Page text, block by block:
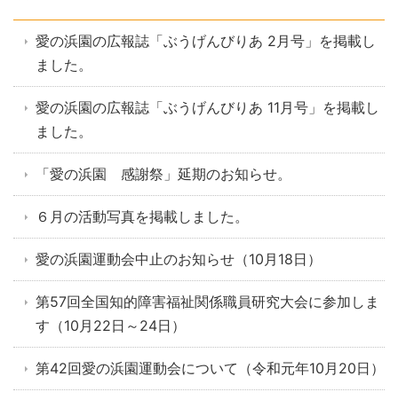
愛の浜園の広報誌「ぶうげんびりあ 2月号」を掲載し
ました。
愛の浜園の広報誌「ぶうげんびりあ 11月号」を掲載し
ました。
「愛の浜園 感謝祭」延期のお知らせ。
６月の活動写真を掲載しました。
愛の浜園運動会中止のお知らせ（10月18日）
第57回全国知的障害福祉関係職員研究大会に参加しま
す（10月22日～24日）
第42回愛の浜園運動会について（令和元年10月20日）